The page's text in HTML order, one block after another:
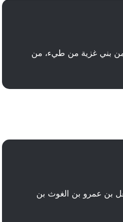
من بني غزية من طيء، من
بن عمرو بن الغوث بن